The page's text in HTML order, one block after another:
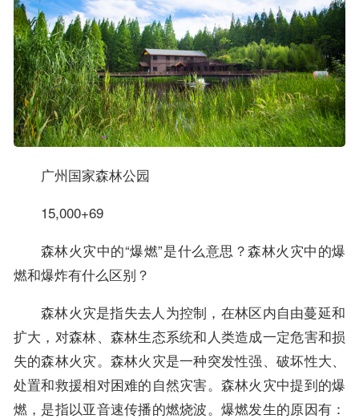
广州国家森林公园
15,000+69
森林火灾中的“爆燃”是什么意思？森林火灾中的爆
燃和爆炸有什么区别？
森林火灾是指失去人为控制，在林区内自由蔓延和
扩大，对森林、森林生态系统和人类造成一定危害和损
失的森林火灾。森林火灾是一种突发性强、破坏性大、
处置和救援相对困难的自然灾害。森林火灾中提到的爆
燃，是指以亚音速传播的燃烧波。爆燃发生的原因有：